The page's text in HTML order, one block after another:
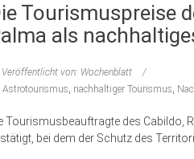
Tourismuspreise
als
Veröffentlicht von: Wochenblatt
Astrotourismus, nachhaltiger Tourismus,
Tourismusbeauftragte des Cabildo,
bei dem der Schutz des